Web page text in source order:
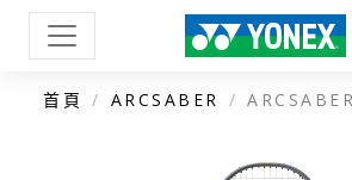
首頁 ARCSABER